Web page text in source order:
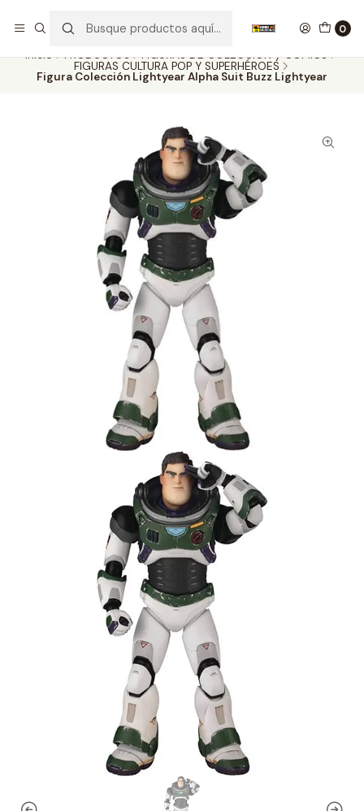
0
Inicio PRODUCTOS
FIGURAS DE COLECCIÓN y COMICS
FIGURAS CULTURA POP Y SUPERHÉROES
Figura Colección Lightyear Alpha Suit Buzz Lightyear